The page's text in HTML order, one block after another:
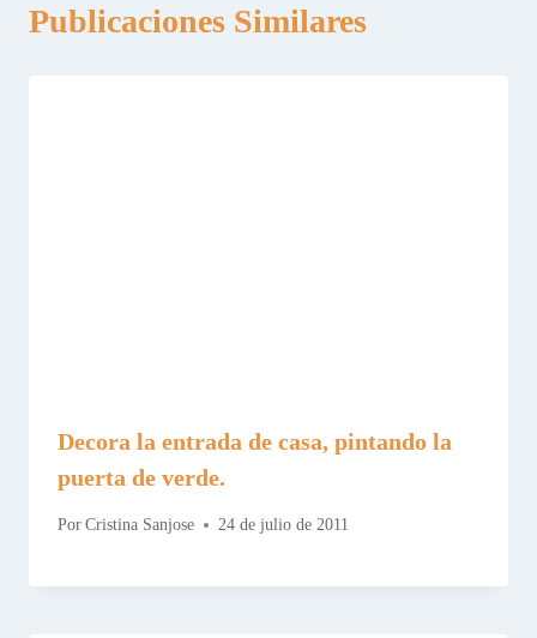
Publicaciones Similares
Decora la entrada de casa, pintando la
puerta de verde.
Por Cristina Sanjose 24 de julio de 2011